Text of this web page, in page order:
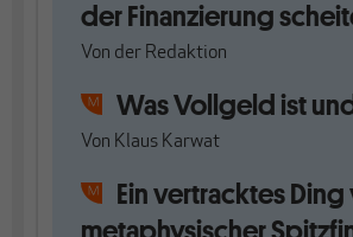
der Finanzierung
Von der Redaktion
Was Vollgeld ist
Von Klaus Karwat
Ein vertracktes